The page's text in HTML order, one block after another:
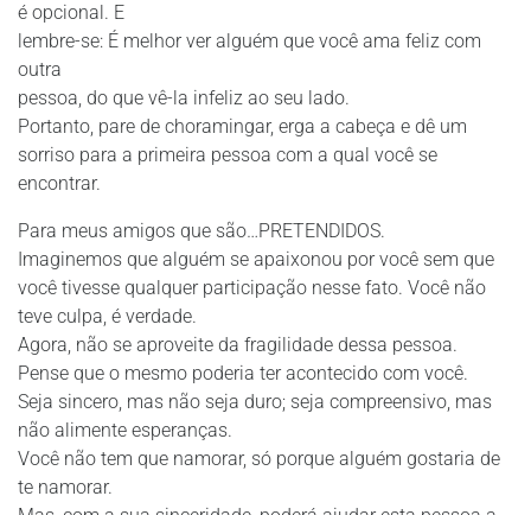
é opcional. E
lembre-se: É melhor ver alguém que você ama feliz com
outra
pessoa, do que vê-la infeliz ao seu lado.
Portanto, pare de choramingar, erga a cabeça e dê um
sorriso para a primeira pessoa com a qual você se
encontrar.
Para meus amigos que são…PRETENDIDOS.
Imaginemos que alguém se apaixonou por você sem que
você tivesse qualquer participação nesse fato. Você não
teve culpa, é verdade.
Agora, não se aproveite da fragilidade dessa pessoa.
Pense que o mesmo poderia ter acontecido com você.
Seja sincero, mas não seja duro; seja compreensivo, mas
não alimente esperanças.
Você não tem que namorar, só porque alguém gostaria de
te namorar.